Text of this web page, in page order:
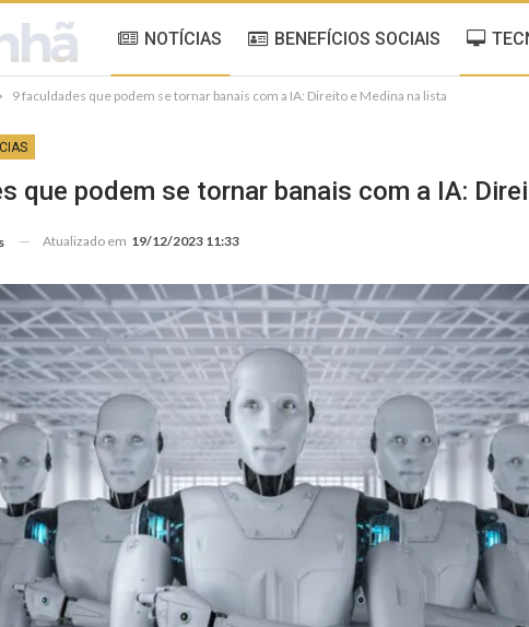
NOTÍCIAS BENEFÍCIOS SOCIAIS
9 faculdades que podem se tornar banais com a IA: Direito e Medina na lista
que podem se tornar banais com a IA:
Atualizado em 19/12/2023 11:33